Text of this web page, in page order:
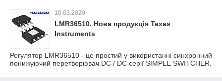
10.03.2020
LMR36510. Нова продукція Texas
Instruments
Регулятор LMR36510 - це простий у використанні синхронний
понижуючий перетворювач DC / DC серії SIMPLE SWITCHER.